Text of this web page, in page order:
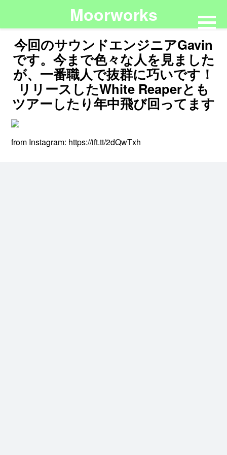
Moorworks
今回のサウンドエンジニアGavin
です。今まで色々な人を見ました
が、一番職人で抜群に巧いです！
リリースしたWhite Reaperとも
ツアーしたり年中飛び回ってます
from Instagram: https://ift.tt/2dQwTxh